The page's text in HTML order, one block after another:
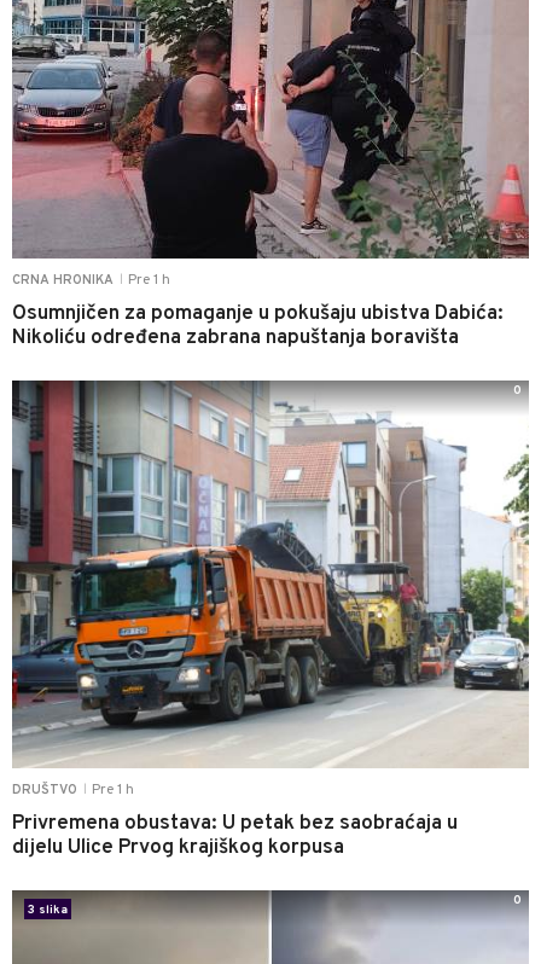
CRNA HRONIKA Pre 1 h
Osumnjičen za pomaganje u pokušaju ubistva Dabića:
Nikoliću određena zabrana napuštanja boravišta
DRUŠTVO Pre 1 h
Privremena obustava: U petak bez saobraćaja u
dijelu Ulice Prvog krajiškog korpusa
0
3 slika
0